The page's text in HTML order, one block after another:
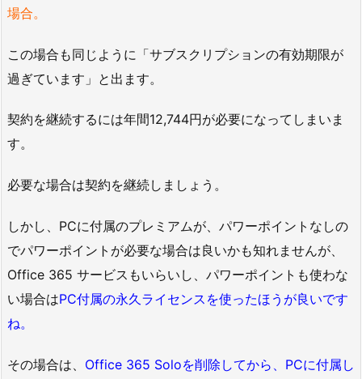
場合。
この場合も同じように「サブスクリプションの有効期限が
過ぎています」と出ます。
契約を継続するには年間12,744円が必要になってしまいま
す。
必要な場合は契約を継続しましょう。
しかし、PCに付属のプレミアムが、パワーポイントなしの
でパワーポイントが必要な場合は良いかも知れませんが、
Office 365 サービスもいらいし、パワーポイントも使わな
い場合はPC付属の永久ライセンスを使ったほうが良いです
ね。
その場合は、 Office 365 Soloを削除してから、PCに付属し